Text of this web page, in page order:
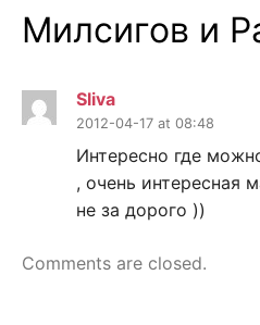
Милсигов и
Sliva
2012-04-17 at 08:48
Интересно где
, очень интересная
не за дорого ))
Comments are closed.